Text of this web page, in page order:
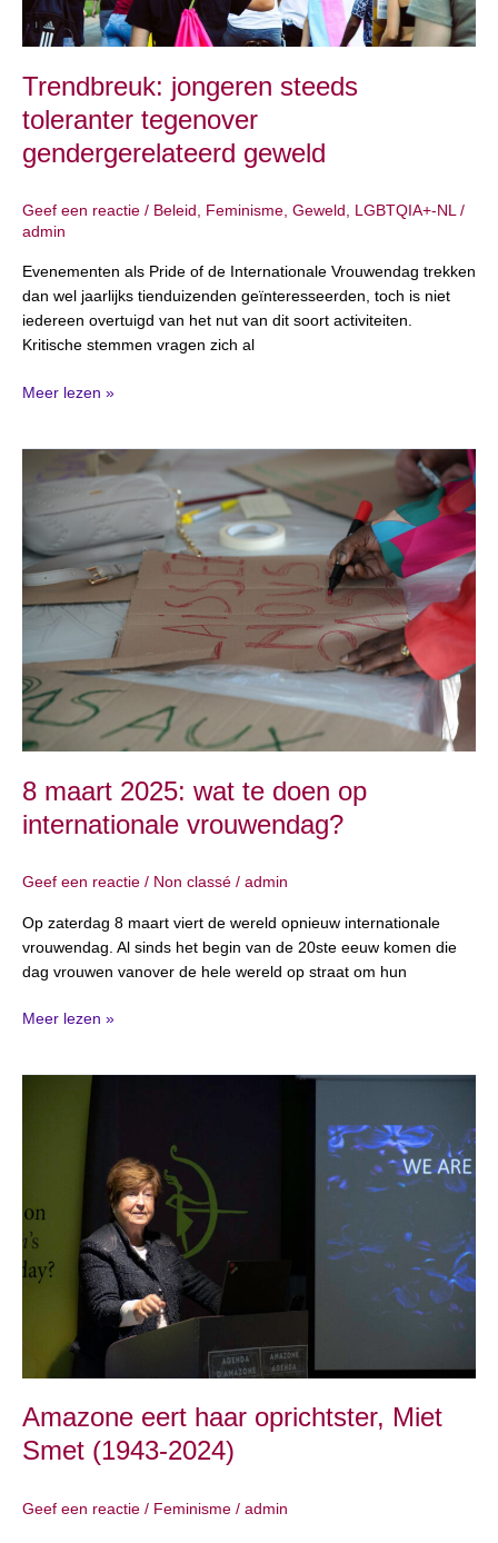
Trendbreuk: jongeren steeds
toleranter tegenover
gendergerelateerd geweld
Geef een reactie / Beleid , Feminisme, Geweld , LGBTQIA+-NL/
admin
Evenementen als Pride of de Internationale Vrouwendag trekken
dan wel jaarlijks tienduizenden geïnteresseerden, toch is niet
iedereen overtuigd van het nut van dit soort activiteiten.
Kritische stemmen vragen zich al
Meer lezen »
8 maart 2025: wat te doen op
internationale vrouwendag?
Geef een reactie / Non classé / admin
Op zaterdag 8 maart viert de wereld opnieuw internationale
vrouwendag. Al sinds het begin van de 20ste eeuw komen die
dag vrouwen vanover de hele wereld op straat om hun
maart
2025:
wat
te
doen
op
internationale
vrouwendag?
Meer lezen »
Amazone eert haar oprichtster, Miet
Smet (1943-2024)
Geef een reactie / Feminisme / admin
Smet
(1943-
2024)